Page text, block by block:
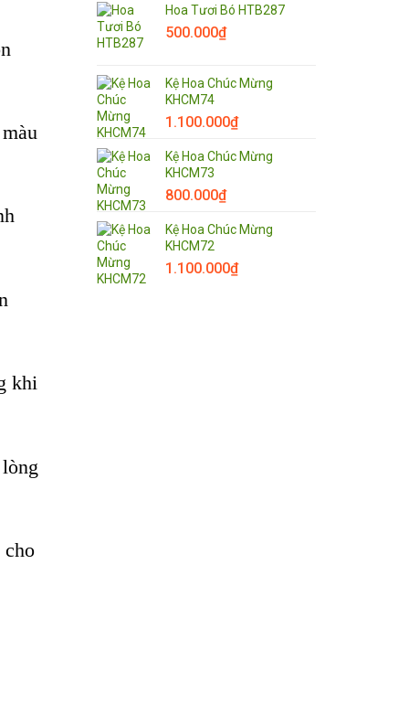
khi
cho
Hoa Tươi Bó HTB287
500.000₫
Kệ Hoa Chúc Mừng
KHCM74
1.100.000₫
Kệ Hoa Chúc Mừng
KHCM73
800.000₫
Kệ Hoa Chúc Mừng
KHCM72
1.100.000₫